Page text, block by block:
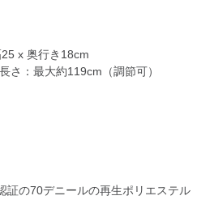
x 奥行き18cm
さ：最大約119cm（調節可）
証の70デニールの再生ポリエステル